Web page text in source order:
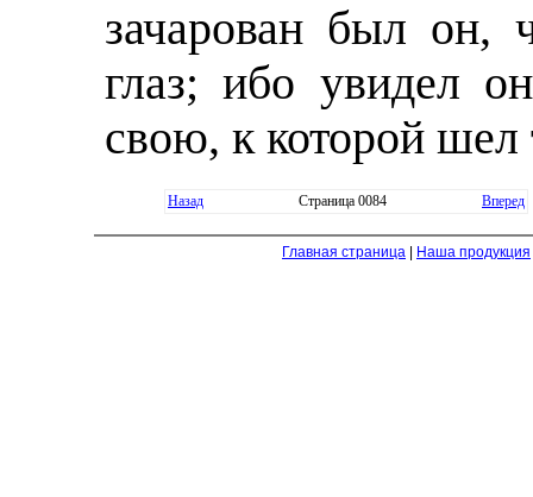
зачарован был он,
глаз; ибо увидел
свою, к которой шел
Назад Страница 0084 Вперед
Главная страница Наша продукция